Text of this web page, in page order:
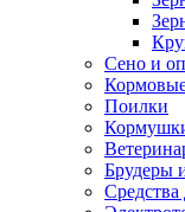
Сено и
Поилки
Брудеры